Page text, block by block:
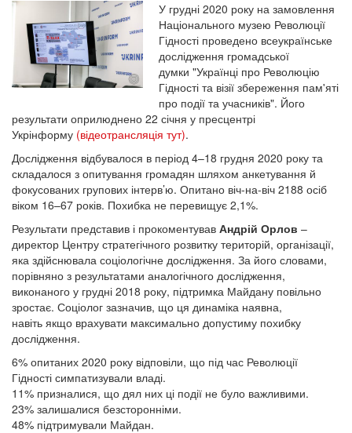
У грудні 2020 року на замовлення
Національного музею Революції
Гідності проведено всеукраїнське
дослідження громадської
думки "Українці про Революцію
Гідності та візії збереження пам'яті
про події та учасників". Його
результати оприлюднено 22 січня у пресцентрі
Укрінформу (відеотрансляція тут).
Дослідження відбувалося в період 4–18 грудня 2020 року та
складалося з опитування громадян шляхом анкетування й
фокусованих групових інтерв’ю. Опитано віч-на-віч 2188 осіб
віком 16–67 років. Похибка не перевищує 2,1%.
Результати представив і прокоментував Андрій Орлов –
директор Центру стратегічного розвитку територій, організації,
яка здійснювала соціологічне дослідження. За його словами,
порівняно з результатами аналогічного дослідження,
виконаного у грудні 2018 року, підтримка Майдану повільно
зростає. Соціолог зазначив, що ця динаміка наявна,
навіть якщо врахувати максимально допустиму похибку
дослідження.
6% опитаних 2020 року відповіли, що під час Революції
Гідності симпатизували владі.
11% призналися, що дял них ці події не було важливими.
23% залишалися безсторонніми.
48% підтримували Майдан.